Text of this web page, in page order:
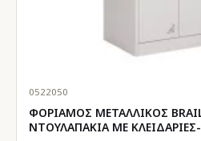
0522050
ΦΟΡΙΑΜΟΣ ΜΕΤΑΛΛΙΚΟΣ
ΝΤΟΥΛΑΠΑΚΙΑ ΜΕ ΚΛΕΙΔΑΡΙΕΣ-